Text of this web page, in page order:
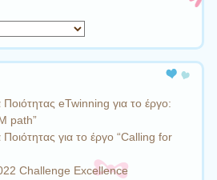
eTwinning για το έργο:
path”
για το έργο “Calling for
Challenge Excellence